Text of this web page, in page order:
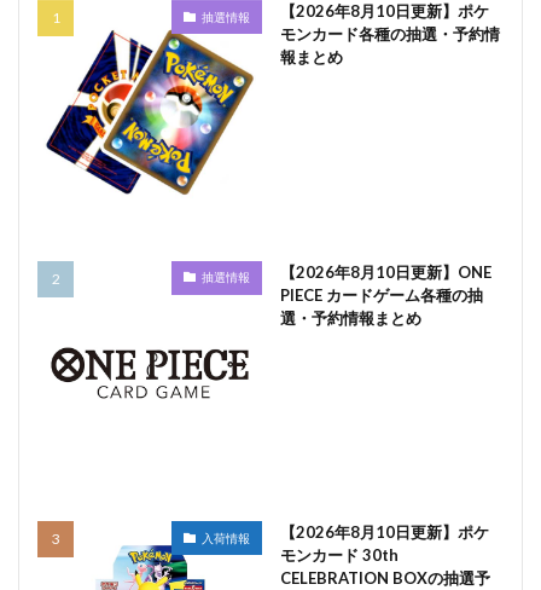
抽選情報
【2026年8月10日更新】ポケ
モンカード各種の抽選・予約情
報まとめ
抽選情報
【2026年8月10日更新】ONE
PIECE カードゲーム各種の抽
選・予約情報まとめ
入荷情報
【2026年8月10日更新】ポケ
モンカード 30th
CELEBRATION BOXの抽選予